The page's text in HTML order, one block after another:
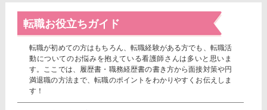
転職お役立ちガイド
転職が初めての方はもちろん、転職経験がある方でも、転職活
動についてのお悩みを抱えている看護師さんは多いと思いま
す。ここでは、履歴書・職務経歴書の書き方から面接対策や円
満退職の方法まで、転職のポイントをわかりやすくお伝えしま
す！